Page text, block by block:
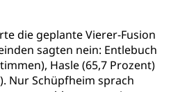
die geplante Vierer-Fusion
sagten nein: Entlebuch
Hasle (65,7 Prozent)
Nur Schüpfheim sprach
Luzern